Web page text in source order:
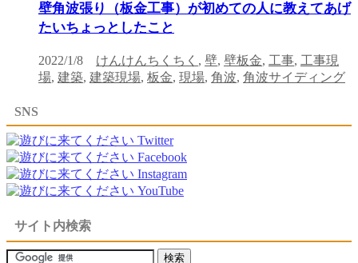
壁角波張り（板金工事）が初めての人に教えてあげ
たいちょっとしたこと
2022/1/8 けんけんちくちく , 壁, 壁板金, 工事, 工事現
場, 建築, 建築現場, 板金, 現場, 角波, 角波サイディング
SNS
サイト内検索